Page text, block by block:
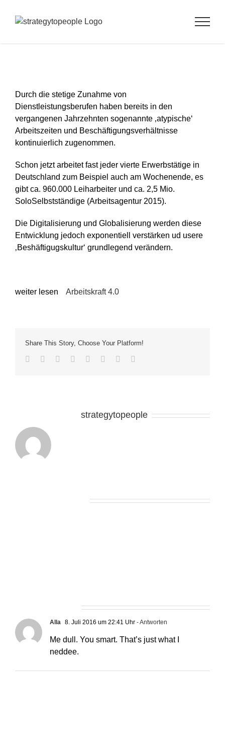
Inhalt
Durch die stetige Zunahme von
Dienstleistungsberufen haben bereits in den
vergangenen Jahrzehnten sogenannte ‚atypische‘
Arbeitszeiten und Beschäftigungsverhältnisse
kontinuierlich zugenommen.
Schon jetzt arbeitet fast jeder vierte Erwerbstätige in
Deutschland zum Beispiel auch am Wochenende, es
gibt ca. 960.000 Leiharbeiter und ca. 2,5 Mio.
SoloSelbstständige (Arbeitsagentur 2015).
Die Digitalisierung und Globalisierung werden diese
Entwicklung jedoch exponentiell verstärken ud usere
‚Beshäftigugskultur‘ grundlegend verändern.
weiter lesen Arbeitskraft 4.0
Share This Story, Choose Your Platform!
Facebook
TwitterLinkedIn
Reddit TumblrPinterest
strategytopeople
Alla 8. Juli 2016 um 22:41 Uhr - Antworten
Me dull. You smart. That’s just what I
neddee.